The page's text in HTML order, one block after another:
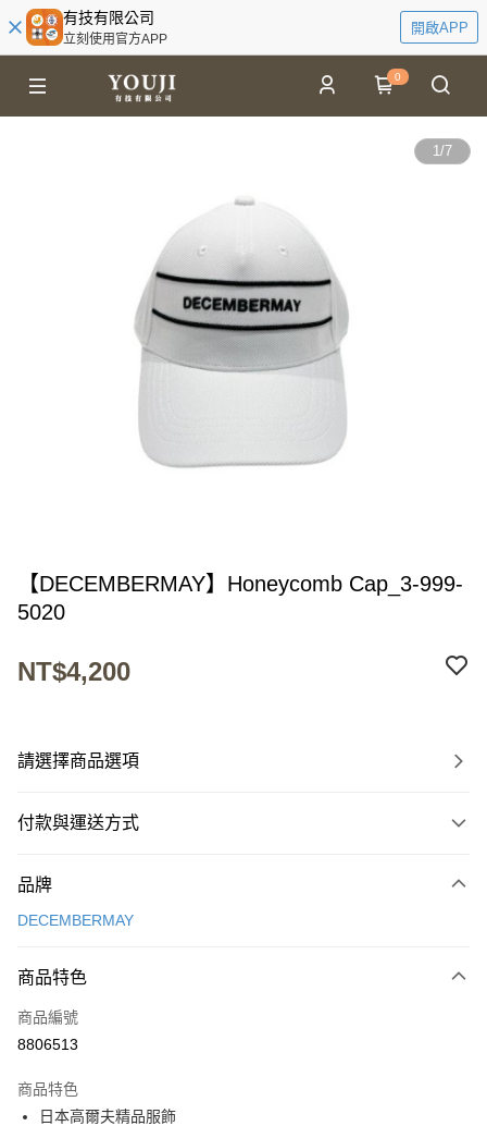
有技有限公司
立刻使用官方APP
開啟APP
0
1/7
【DECEMBERMAY】Honeycomb Cap_3-999-
5020
NT$4,200
請選擇商品選項
付款與運送方式
信用卡一次付款
LINE Pay
全盈+PAY
全家取貨付款
品牌
DECEMBERMAY
商品特色
商品編號
8806513
商品特色
日本高爾夫精品服飾